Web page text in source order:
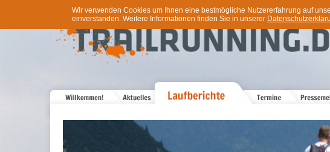
Wir verwenden Cookies um Ihnen eine bestmögliche Nutzererfahrung auf
einverstanden. Weitere Informationen finden Sie in unserer